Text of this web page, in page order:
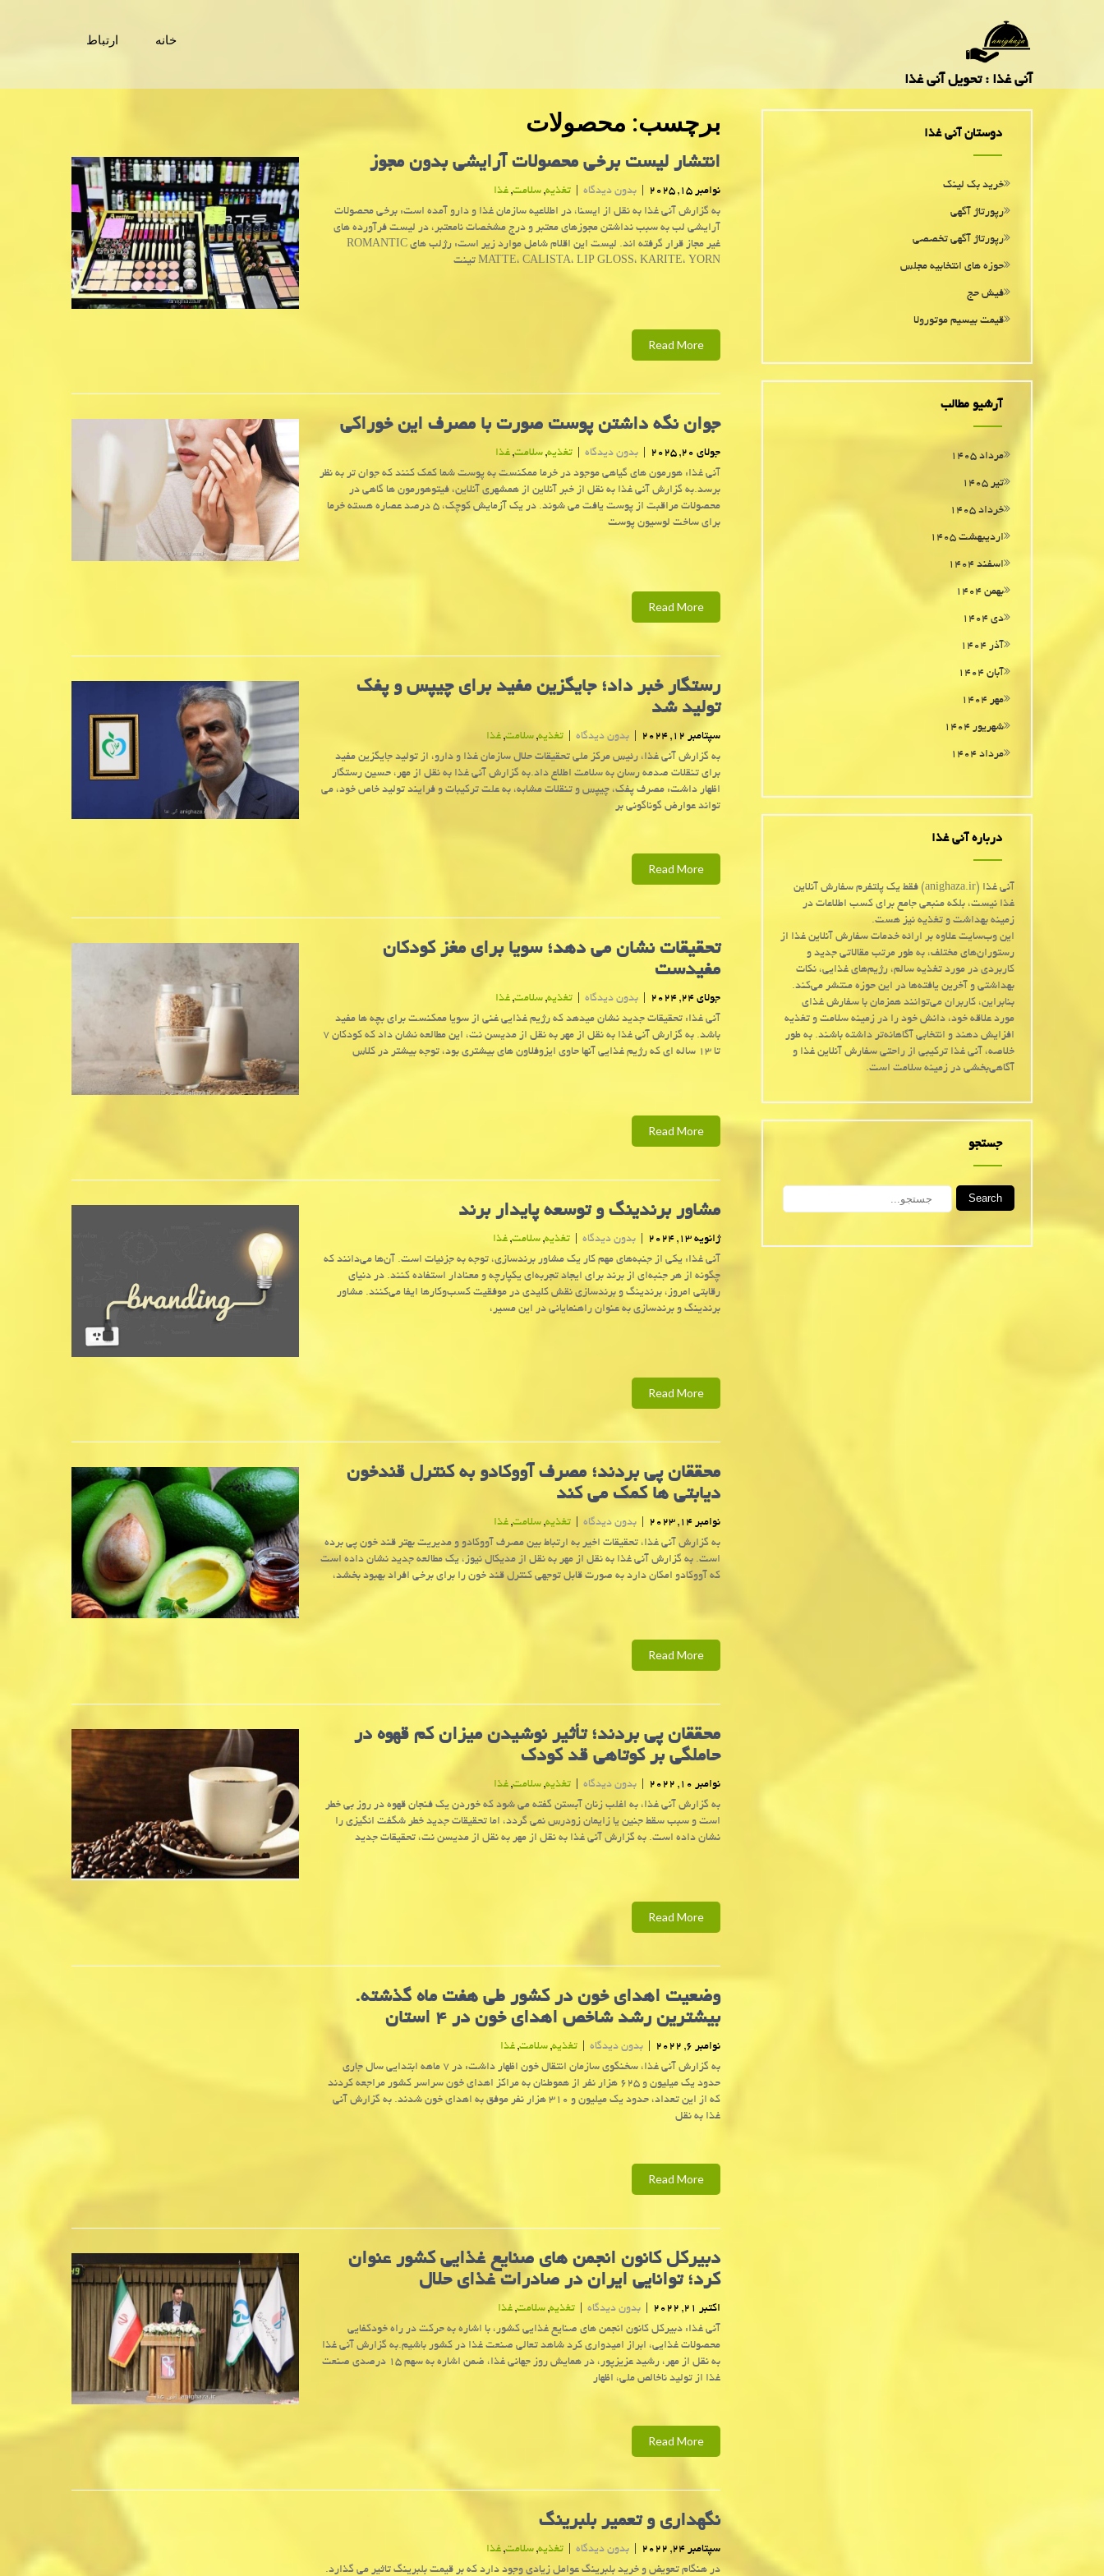
آنی غذا : تحویل آنی غذا
خانه ارتباط
برچسب: محصولات
انتشار لیست برخی محصولات آرایشی بدون مجوز
نوامبر 15, 2025 بدون دیدگاه تغذیه, سلامت, غذا
به گزارش آنی غذا به نقل از ایسنا، در اطلاعیه سازمان غذا و دارو آمده است: برخی محصولات
آرایشی لب به سبب نداشتن مجوزهای معتبر و درج مشخصات نامعتبر، در لیست فرآورده های
غیر مجاز قرار گرفته اند. لیست این اقلام شامل موارد زیر است: رژلب های ROMANTIC
MATTE، CALISTA، LIP GLOSS، KARITE، YORN تینت
Read More
جوان نگه داشتن پوست صورت با مصرف این خوراکی
جولای 20, 2025 بدون دیدگاه تغذیه, سلامت, غذا
آنی غذا: هورمون های گیاهی موجود در خرما ممکنست به پوست شما کمک کنند که جوان تر به نظر
برسد.به گزارش آنی غذا به نقل از خبر آنلاین از همشهری آنلاین، فیتوهورمون ها گاهی در
محصولات مراقبت از پوست یافت می شوند. در یک آزمایش کوچک، ۵ درصد عصاره هسته خرما
برای ساخت لوسیون پوست
Read More
رستگار خبر داد؛ جایگزین مفید برای چیپس و پفک
تولید شد
سپتامبر 12, 2024 بدون دیدگاه تغذیه, سلامت, غذا
به گزارش آنی غذا، رئیس مرکز ملی تحقیقات حلال سازمان غذا و دارو، از تولید جایگزین مفید
برای تنقلات صدمه رسان به سلامت اطلاع داد.به گزارش آنی غذا به نقل از مهر، حسین رستگار
اظهار داشت: مصرف پفک، چیپس و تنقلات مشابه، به علت ترکیبات و فرایند تولید خاص خود، می
تواند عوارض گوناگونی بر
Read More
تحقیقات نشان می دهد؛ سویا برای مغز کودکان
مفیدست
جولای 24, 2024 بدون دیدگاه تغذیه, سلامت, غذا
آنی غذا: تحقیقات جدید نشان میدهد که رژیم غذایی غنی از سویا ممکنست برای بچه ها مفید
باشد. به گزارش آنی غذا به نقل از مهر به نقل از مدیسن نت، این مطالعه نشان داد که کودکان ۷
تا ۱۳ ساله ای که رژیم غذایی آنها حاوی ایزوفلاون های بیشتری بود، توجه بیشتر در کلاس
Read More
مشاور برندینگ و توسعه پایدار برند
ژانویه 13, 2024 بدون دیدگاه تغذیه, سلامت, غذا
آنی غذا: یکی از جنبه‌های مهم کار یک مشاور برندسازی، توجه به جزئیات است. آن‌ها می‌دانند که
چگونه از هر جنبه‌ای از برند برای ایجاد تجربه‌ای یکپارچه و معنادار استفاده کنند. در دنیای
رقابتی امروز، برندینگ و برندسازی نقش کلیدی در موفقیت کسب‌وکارها ایفا می‌کنند. مشاور
برندینگ و برندسازی به عنوان راهنمایانی در این مسیر،
Read More
محققان پی بردند؛ مصرف آووکادو به کنترل قندخون
دیابتی ها کمک می کند
نوامبر 14, 2023 بدون دیدگاه تغذیه, سلامت, غذا
به گزارش آنی غذا، تحقیقات اخیر به ارتباط بین مصرف آووکادو و مدیریت بهتر قند خون پی برده
است. به گزارش آنی غذا به نقل از مهر به نقل از مدیکال نیوز، یک مطالعه جدید نشان داده است
که آووکادو امکان دارد به صورت قابل توجهی کنترل قند خون را برای برخی افراد بهبود بخشد،
Read More
محققان پی بردند؛ تأثیر نوشیدن میزان کم قهوه در
حاملگی بر کوتاهی قد کودک
نوامبر 10, 2022 بدون دیدگاه تغذیه, سلامت, غذا
به گزارش آنی غذا، به اغلب زنان آبستن گفته می شود که خوردن یک فنجان قهوه در روز بی خطر
است و سبب سقط جنین یا زایمان زودرس نمی گردد، اما تحقیقات جدید خطر شگفت انگیزی را
نشان داده است. به گزارش آنی غذا به نقل از مهر به نقل از مدیسن نت، تحقیقات جدید
Read More
وضعیت اهدای خون در كشور طی هفت ماه گذشته.
بیشترین رشد شاخص اهدای خون در ۴ استان
نوامبر 6, 2022 بدون دیدگاه تغذیه, سلامت, غذا
به گزارش آنی غذا، سخنگوی سازمان انتقال خون اظهار داشت: در ۷ ماهه ابتدایی سال جاری
حدود یک میلیون و ۶۲۵ هزار نفر از هموطنان به مراکز اهدای خون سراسر کشور مراجعه کردند
که از این تعداد، حدود یک میلیون و ۳۱۰ هزار نفر موفق به اهدای خون شدند. به گزارش آنی
غذا به نقل
Read More
دبیركل كانون انجمن های صنایع غذایی كشور عنوان
كرد؛ توانایی ایران در صادرات غذای حلال
اکتبر 21, 2022 بدون دیدگاه تغذیه, سلامت, غذا
آنی غذا: دبیرکل کانون انجمن های صنایع غذایی کشور، با اشاره به حرکت در راه خودکفایی
محصولات غذایی، ابراز امیدواری کرد شاهد تعالی صنعت غذا در کشور باشیم.به گزارش آنی غذا
به نقل از مهر، رشید عزیزپور، در همایش روز جهانی غذا، ضمن اشاره به سهم ۱۵ درصدی صنعت
غذا از تولید ناخالص ملی، اظهار
Read More
نگهداری و تعمیر بلبرینگ
سپتامبر 24, 2022 بدون دیدگاه تغذیه, سلامت, غذا
در هنگام تعویض و خرید بلبرینگ عوامل زیادی وجود دارد که بر قیمت بلبرینگ تاثیر می گذارد.
دوستان آنی غذا
خرید بک لینک
رپورتاژ آگهی
رپورتاژ آگهی تخصصی
حوزه های انتخابیه مجلس
فیش حج
قیمت بیسیم موتورولا
آرشیو مطالب
مرداد ۱۴۰۵
تیر ۱۴۰۵
خرداد ۱۴۰۵
اردیبهشت ۱۴۰۵
اسفند ۱۴۰۴
بهمن ۱۴۰۴
دی ۱۴۰۴
آذر ۱۴۰۴
آبان ۱۴۰۴
مهر ۱۴۰۴
شهریور ۱۴۰۴
مرداد ۱۴۰۴
درباره آنی غذا
آنی غذا (anighaza.ir) فقط یک پلتفرم سفارش آنلاین
غذا نیست، بلکه منبعی جامع برای کسب اطلاعات در
زمینه بهداشت و تغذیه نیز هست.
این وب‌سایت علاوه بر ارائه خدمات سفارش آنلاین غذا از
رستوران‌های مختلف، به طور مرتب مقالاتی جدید و
کاربردی در مورد تغذیه سالم، رژیم‌های غذایی، نکات
بهداشتی و آخرین یافته‌ها در این حوزه منتشر می‌کند.
بنابراین، کاربران می‌توانند همزمان با سفارش غذای
مورد علاقه خود، دانش خود را در زمینه سلامت و تغذیه
افزایش دهند و انتخابی آگاهانه‌تر داشته باشند. به طور
خلاصه، آنی غذا ترکیبی از راحتی سفارش آنلاین غذا و
آگاهی‌بخشی در زمینه سلامت است.
جستجو
Search